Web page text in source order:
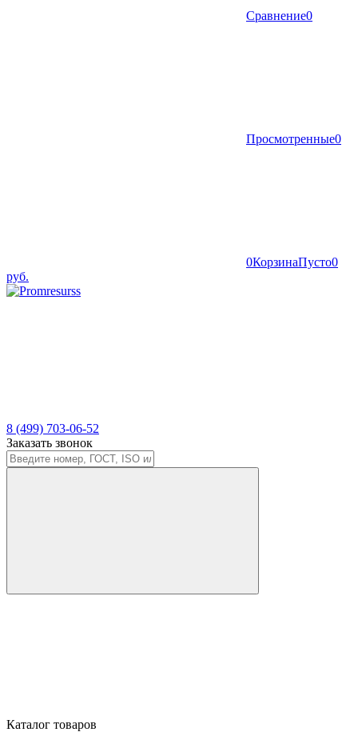
Сравнение0
Просмотренные0
0КорзинаПусто0
руб.
8 (499) 703-06-52
Заказать звонок
Каталог товаров